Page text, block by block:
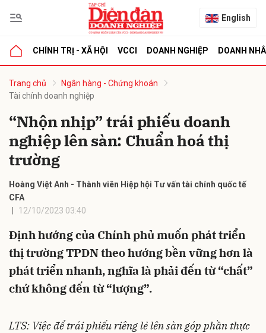
English
CHÍNH TRỊ - XÃ HỘI VCCI DOANH NGHIỆP DOANH
Trang chủ
Ngân hàng - Chứng khoán
Tài chính doanh nghiệp
“Nhộn nhịp” trái phiếu doanh
nghiệp lên sàn: Chuẩn hoá thị
trường
Hoàng Việt Anh - Thành viên Hiệp hội Tư vấn tài chính quốc tế
CFA
12/10/2023 03:40
Định hướng của Chính phủ muốn phát triển
thị trường TPDN theo hướng bền vững hơn là
phát triển nhanh, nghĩa là phải đến từ “chất”
chứ không đến từ “lượng”.
LTS: Việc để trái phiếu riêng lẻ lên sàn góp phần thực
luận